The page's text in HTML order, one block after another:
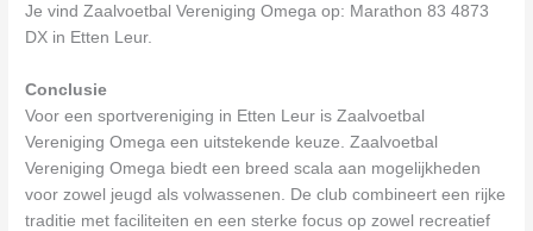
Je vind Zaalvoetbal Vereniging Omega op: Marathon 83 4873
DX in Etten Leur.
Conclusie
Voor een sportvereniging in Etten Leur is Zaalvoetbal
Vereniging Omega een uitstekende keuze. Zaalvoetbal
Vereniging Omega biedt een breed scala aan mogelijkheden
voor zowel jeugd als volwassenen. De club combineert een rijke
traditie met faciliteiten en een sterke focus op zowel recreatief